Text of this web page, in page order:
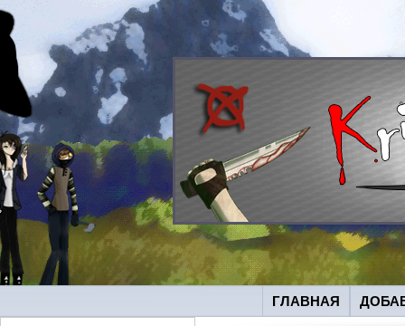
ГЛАВНАЯ